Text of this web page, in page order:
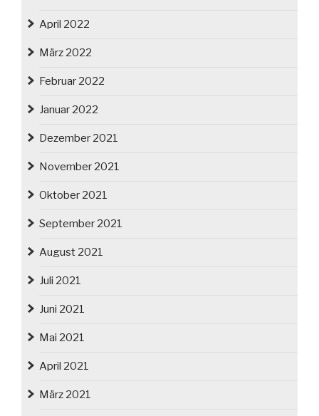
April 2022
März 2022
Februar 2022
Januar 2022
Dezember 2021
November 2021
Oktober 2021
September 2021
August 2021
Juli 2021
Juni 2021
Mai 2021
April 2021
März 2021